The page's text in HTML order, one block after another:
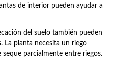
de interior pueden ayudar a
del suelo también pueden
La planta necesita un riego
parcialmente entre riegos.